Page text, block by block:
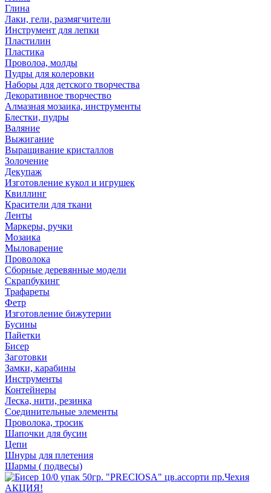
Глина
Лаки, гели, размягчители
Инструмент для лепки
Пластилин
Пластика
Проволоа, молды
Пудры для колеровки
Наборы для детского творчества
Декоративное творчество
Алмазная мозаика, инструменты
Блестки, пудры
Валяние
Выжигание
Выращивание кристаллов
Золочение
Декупаж
Изготовление кукол и игрушек
Квиллинг
Красители для ткани
Ленты
Маркеры, ручки
Мозаика
Мыловарение
Проволока
Сборные деревянные модели
Скрапбукинг
Трафареты
Фетр
Изготовление бижутерии
Бусины
Пайетки
Бисер
Заготовки
Замки, карабины
Инструменты
Контейнеры
Леска, нити, резинка
Соединительные элементы
Проволока, тросик
Шапочки для бусин
Цепи
Шнуры для плетения
Шармы ( подвесы)